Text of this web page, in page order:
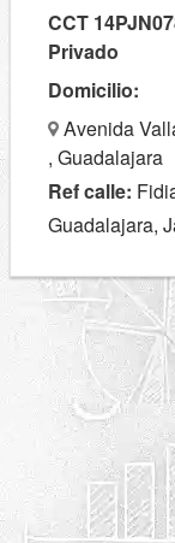
CCT
Privado
Domicilio:
Avenida
, Guadalajara
Ref calle:
Guadalajara,